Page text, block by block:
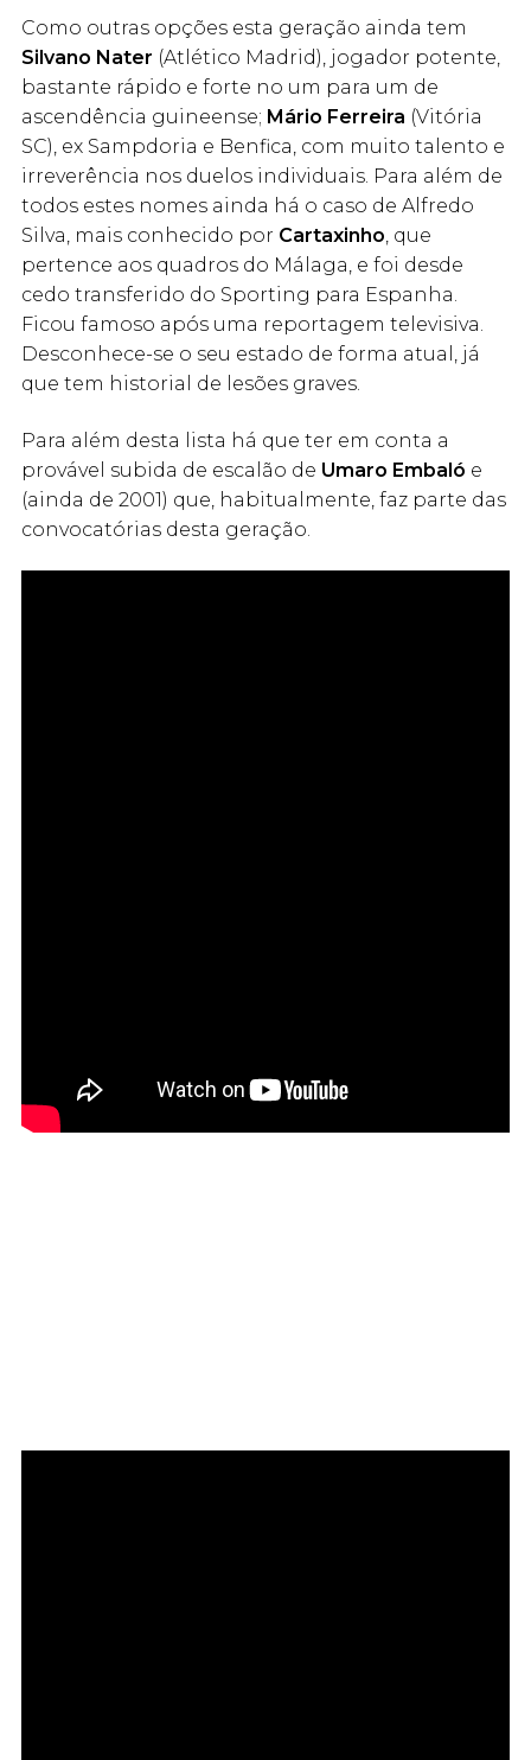
Como outras opções esta geração ainda tem
Silvano Nater (Atlético Madrid), jogador potente,
bastante rápido e forte no um para um de
ascendência guineense; Mário Ferreira (Vitória
SC), ex Sampdoria e Benfica, com muito talento e
irreverência nos duelos individuais. Para além de
todos estes nomes ainda há o caso de Alfredo
Silva, mais conhecido por Cartaxinho, que
pertence aos quadros do Málaga, e foi desde
cedo transferido do Sporting para Espanha.
Ficou famoso após uma reportagem televisiva.
Desconhece-se o seu estado de forma atual, já
que tem historial de lesões graves.
Para além desta lista há que ter em conta a
provável subida de escalão de Umaro Embaló e
(ainda de 2001) que, habitualmente, faz parte das
convocatórias desta geração.